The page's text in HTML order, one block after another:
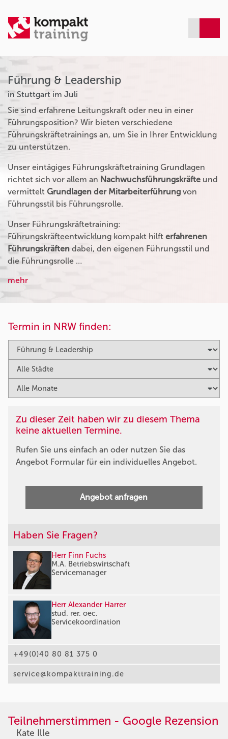
Führung & Leadership
in Stuttgart im Juli
Sie sind erfahrene Leitungskraft oder neu in einer
Führungsposition? Wir bieten verschiedene
Führungskräftetrainings an, um Sie in Ihrer Entwicklung
zu unterstützen.
Unser eintägiges Führungskräftetraining Grundlagen
richtet sich vor allem an Nachwuchsführungskräfte und
vermittelt Grundlagen der Mitarbeiterführung von
Führungsstil bis Führungsrolle.
Unser Führungskräftetraining:
Führungskräfteentwicklung kompakt hilft erfahrenen
Führungskräften dabei, den eigenen Führungsstil und
die Führungsrolle …
mehr
Termin in NRW finden:
Zu dieser Zeit haben wir zu diesem Thema
keine aktuellen Termine.
Rufen Sie uns einfach an oder nutzen Sie das
Angebot Formular für ein individuelles Angebot.
Angebot anfragen
Haben Sie Fragen?
Herr Finn Fuchs
M.A. Betriebswirtschaft
Servicemanager
Herr Alexander Harrer
stud. rer. oec.
Servicekoordination
+49(0)40 80 81 375 0
service@kompakttraining.de
Teilnehmerstimmen - Google Rezension
Kate Ille